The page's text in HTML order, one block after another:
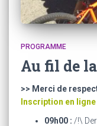
PROGRAMME
Au fil de
>> Merci de
Inscription en
09h00 : /!\